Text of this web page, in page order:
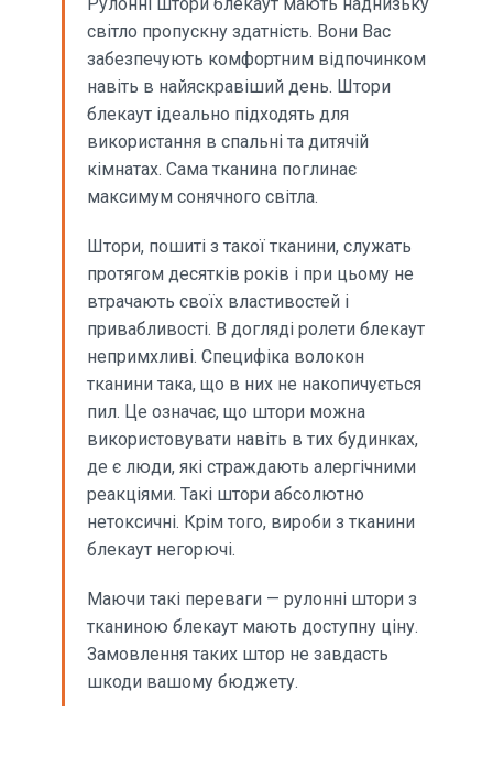
світло пропускну здатність. Вони Вас
забезпечують комфортним відпочинком
навіть в найяскравіший день. Штори
блекаут ідеально підходять для
використання в спальні та дитячій
кімнатах. Сама тканина поглинає
максимум сонячного світла.
Штори, пошиті з такої тканини, служать
протягом десятків років і при цьому не
втрачають своїх властивостей і
привабливості. В догляді ролети блекаут
непримхливі. Специфіка волокон
тканини така, що в них не накопичується
пил. Це означає, що штори можна
використовувати навіть в тих будинках,
де є люди, які страждають алергічними
реакціями. Такі штори абсолютно
нетоксичні. Крім того, вироби з тканини
блекаут негорючі.
Маючи такі переваги — рулонні штори з
тканиною блекаут мають доступну ціну.
Замовлення таких штор не завдасть
шкоди вашому бюджету.